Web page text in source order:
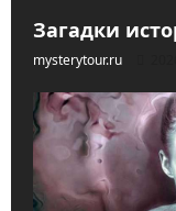
Загадки
mysterytour.ru